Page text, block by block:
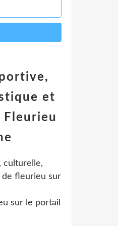
et
culturelle,
fleurieu sur
sur le portail